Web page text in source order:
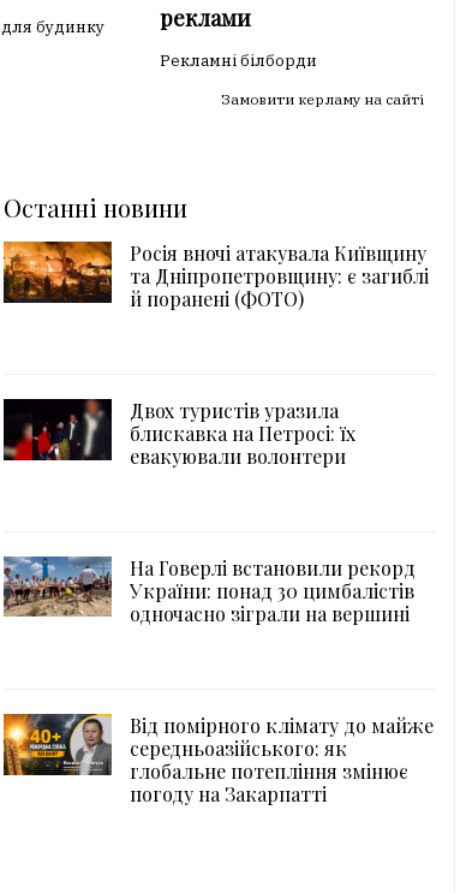
будинку
реклами
Рекламні білборди
Замовити керламу на сайті
Останні новини
Росія вночі атакувала Київщину
та Дніпропетровщину: є загиблі
й поранені (ФОТО)
Двох туристів уразила
блискавка на Петросі: їх
евакуювали волонтери
На Говерлі встановили рекорд
України: понад 30 цимбалістів
одночасно зіграли на вершині
Від помірного клімату до майже
середньоазійського: як
глобальне потепління змінює
погоду на Закарпатті